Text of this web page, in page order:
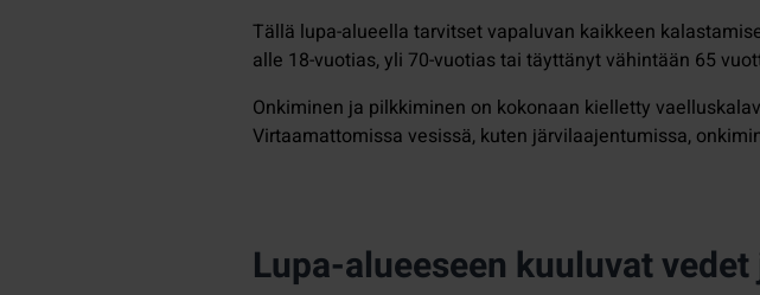
Tällä lupa-alueella tarvitset vapaluvan kaikkeen
alle 18-vuotias, yli 70-vuotias tai täyttänyt vähintään 65
Onkiminen ja pilkkiminen on kokonaan kielletty
Virtaamattomissa vesissä, kuten järvilaajentumissa,
Lupa-alueeseen kuuluvat